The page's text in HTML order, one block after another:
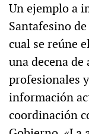
Un ejemplo a
Santafesino
cual se reúne
una decena de
profesionales
información
coordinación